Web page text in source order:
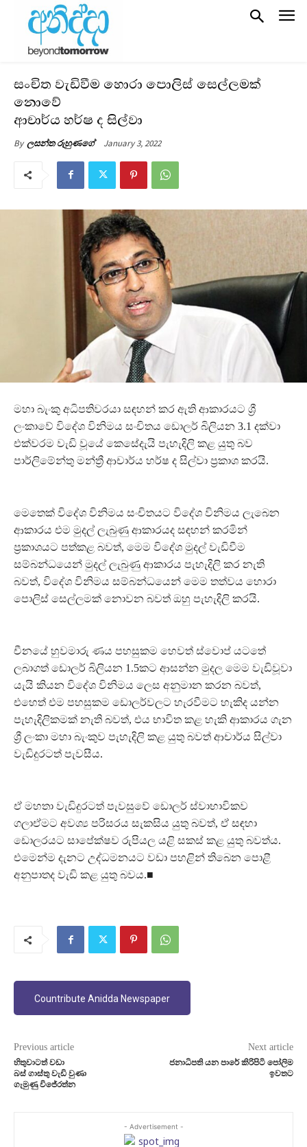
සංචිත වැඩිවීම හොරා පොලිස් සෙල්ලමක්
නොවේ
ආචාර්ය හර්ෂ ද සිල්වා
By ලසන්ත රුහුණගේ January 3, 2022
මහා බැංකු අධිපතිවරයා සඳහන් කර ඇති ආකාරයට ශ්‍රී
ලංකාවේ විදේශ විනිමය සංචිතය ඩොලර් බිලියන 3.1 දක්වා
එක්වරම වැඩි වූයේ කෙසේදැයි පැහැදිලි කළ යුතු බව
පාර්ලිමේන්තු මන්ත්‍රී ආචාර්ය හර්ෂ ද සිල්වා ප්‍රකාශ කරයි.
මෙතෙක් විදේශ විනිමය සංචිතයට විදේශ විනිමය ලැබෙන
ආකාරය එම මුදල් ලැබුණු ආකාරයද සඳහන් කරමින්
ප්‍රකාශයට පත්කළ බවත්, මෙම විදේශ මුදල් වැඩිවීම
සම්බන්ධයෙන් මුදල් ලැබුණු ආකාරය පැහැදිලි කර නැති
බවත්, විදේශ විනිමය සම්බන්ධයෙන් මෙම තත්වය හොරා
පොලිස් සෙල්ලමක් නොවන බවත් ඔහු පැහැදිලි කරයි.
චීනයේ හුවමාරු ණය පහසුකම හෙවත් ස්වොප් යටතේ
ලබාගත් ඩොලර් බිලියන 1.5කට ආසන්න මුදල මෙම වැඩිවූවා
යැයි කියන විදේශ විනිමය ලෙස අනුමාන කරන බවත්,
එහෙත් එම පහසුකම ඩොලර්වලට හැරවීමට හැකිද යන්න
පැහැදිලිකමක් නැති බවත්, එය භාවිත කළ හැකි ආකාරය ගැන
ශ්‍රී ලංකා මහා බැංකුව පැහැදිලි කළ යුතු බවත් ආචාර්ය සිල්වා
වැඩිදුරටත් පැවසීය.
ඒ මහතා වැඩිදුරටත් පැවසුවේ ඩොලර් ස්වාභාවිකව
ගලාඒමට අවශ්‍ය පරිසරය සැකසිය යුතු බවත්, ඒ සඳහා
ඩොලරයට සාපේක්ෂව රුපියල යළි සකස් කළ යුතු බවත්ය.
එමෙන්ම දැනට උද්ධමනයට වඩා පහළින් තිබෙන පොළී
අනුපාතද වැඩි කළ යුතු බවය.■
Countribute Anidda Newspaper
Previous article
හිතුවාටත් වඩා
බස් ගාස්තු වැඩි වුණා
ගැමුණු විජේරත්න
Next article
ජනාධිපති යන පාරේ කිරිපිටි පෝලිම
ඉවතට
- Advertisement -